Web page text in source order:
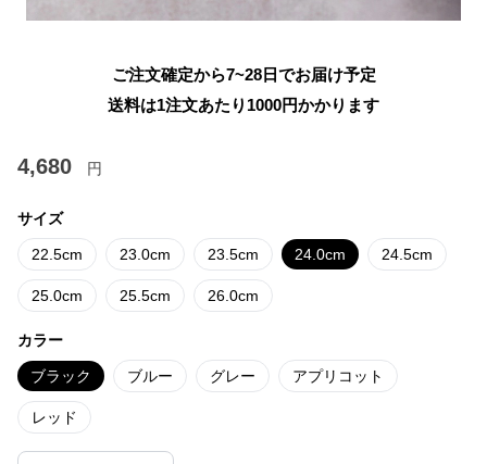
ご注文確定から7~28日でお届け予定
送料は1注文あたり 1000円かかります
4,680 円
サイズ
22.5cm 23.0cm 23.5cm 24.0cm 24.5cm
25.0cm 25.5cm 26.0cm
カラー
ブラック ブルー グレー アプリコット
レッド